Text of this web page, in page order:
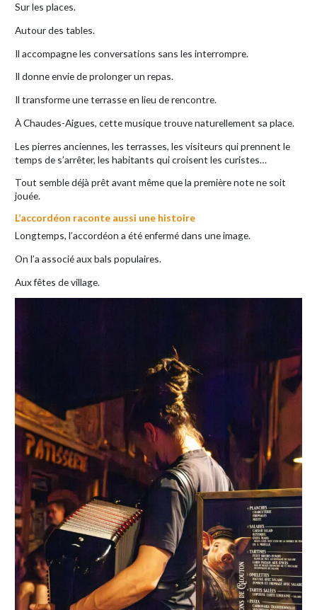
Sur les places.
Autour des tables.
Il accompagne les conversations sans les interrompre.
Il donne envie de prolonger un repas.
Il transforme une terrasse en lieu de rencontre.
À Chaudes-Aigues, cette musique trouve naturellement sa place.
Les pierres anciennes, les terrasses, les visiteurs qui prennent le
temps de s’arrêter, les habitants qui croisent les curistes…
Tout semble déjà prêt avant même que la première note ne soit
jouée.
L’accordéon raconte aussi une histoire
Longtemps, l’accordéon a été enfermé dans une image.
On l’a associé aux bals populaires.
Aux fêtes de village.